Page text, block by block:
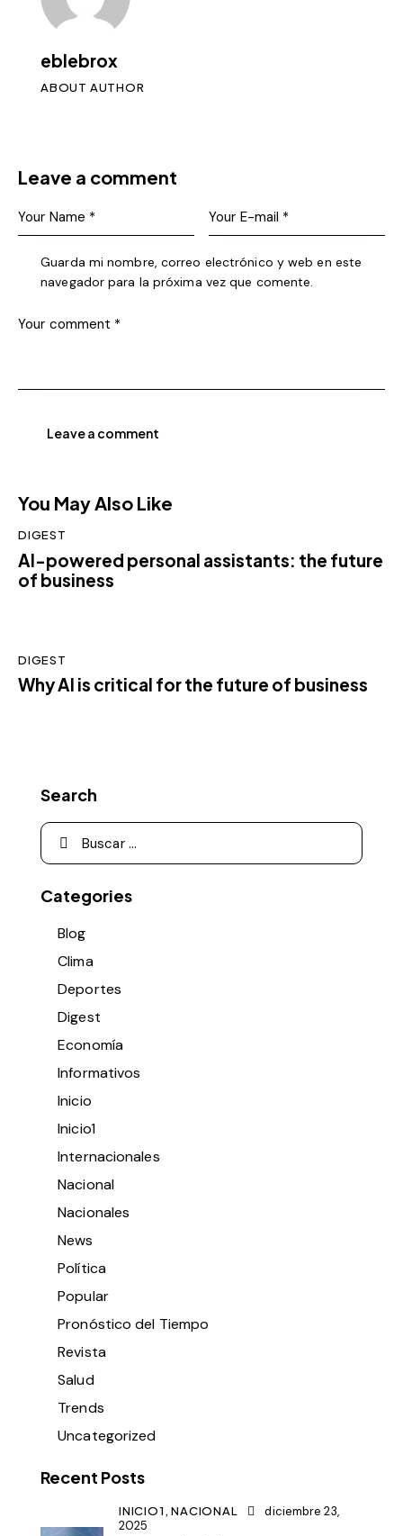
eblebrox
ABOUT AUTHOR
Leave a comment
Guarda mi nombre, correo electrónico y web en este
navegador para la próxima vez que comente.
You May Also Like
DIGEST
AI-powered personal assistants: the future
of business
DIGEST
Why AI is critical for the future of business
Search
Categories
Blog
Clima
Deportes
Digest
Economía
Informativos
Inicio
Inicio1
Internacionales
Nacional
Nacionales
News
Política
Popular
Pronóstico del Tiempo
Revista
Salud
Trends
Uncategorized
Recent Posts
INICIO1,NACIONAL
diciembre 23,
2025